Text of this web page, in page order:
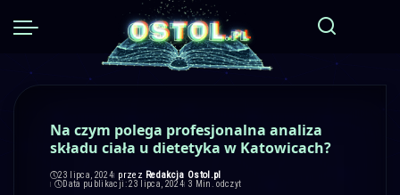
Na czym polega profesjonalna analiza
składu ciała u dietetyka w Katowicach?
23 lipca, 2024Posted
by
przez Redakcja Ostol.pl
Data publikacji: 23 lipca, 2024 3 Min. odczyt